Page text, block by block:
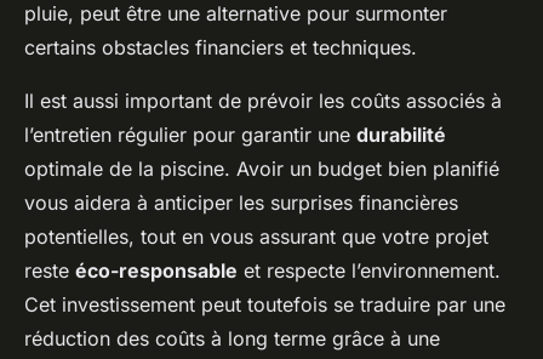
pluie, peut être une alternative pour surmonter
certains obstacles financiers et techniques.
Il est aussi important de prévoir les coûts associés à
l’entretien régulier pour garantir une durabilité
optimale de la piscine. Avoir un budget bien planifié
vous aidera à anticiper les surprises financières
potentielles, tout en vous assurant que votre projet
reste éco-responsable et respecte l’environnement.
Cet investissement peut toutefois se traduire par une
réduction des coûts à long terme grâce à une